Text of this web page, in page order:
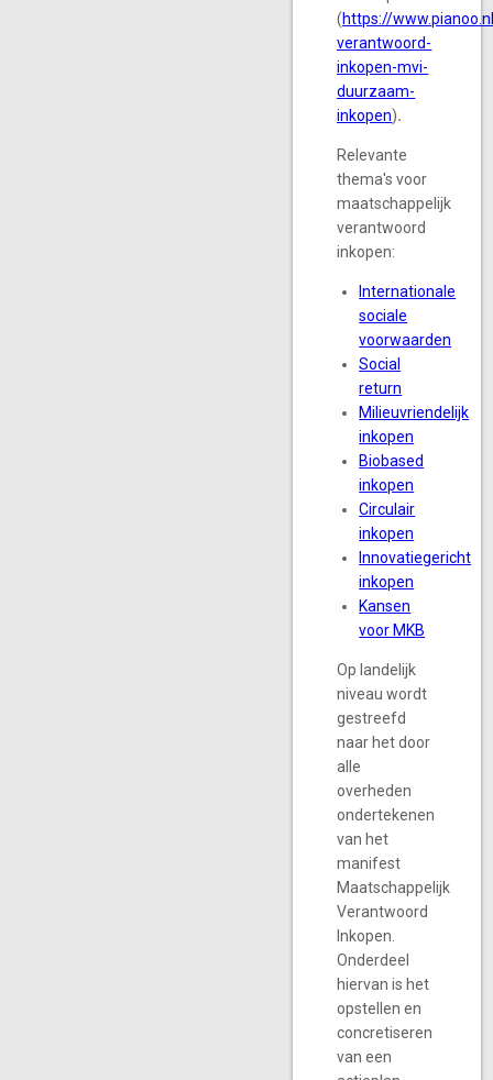
(https://
verantwoord-
inkopen-mvi-
duurzaam-
inkopen).
Relevante
thema's voor
maatschappelijk
verantwoord
inkopen:
Internationale
sociale
voorwaarden
Social
return
Milieuvriendelijk
inkopen
Biobased
inkopen
Circulair
inkopen
Innovatiegericht
inkopen
Kansen
voor MKB
Op landelijk
niveau wordt
gestreefd
naar het door
alle
overheden
ondertekenen
van het
manifest
Maatschappelijk
Verantwoord
Inkopen.
Onderdeel
hiervan is het
opstellen en
concretiseren
van een